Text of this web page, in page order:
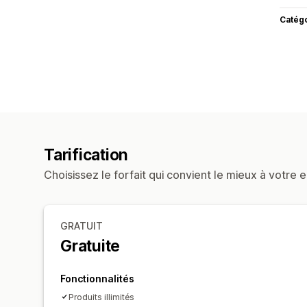
Tarification
Choisissez le forfait qui convient le mieux à votre
GRATUIT
Gratuite
Fonctionnalités
Produits illimités